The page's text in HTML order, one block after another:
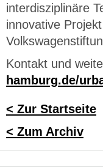
interdisziplinäre
innovative
Kontakt und
hamburg.de/
< Zur Startseite
< Zum Archiv